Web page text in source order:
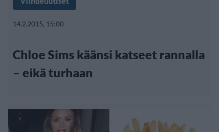
14.2.2015, 15:00
Chloe Sims käänsi katseet rannalla
– eikä turhaan